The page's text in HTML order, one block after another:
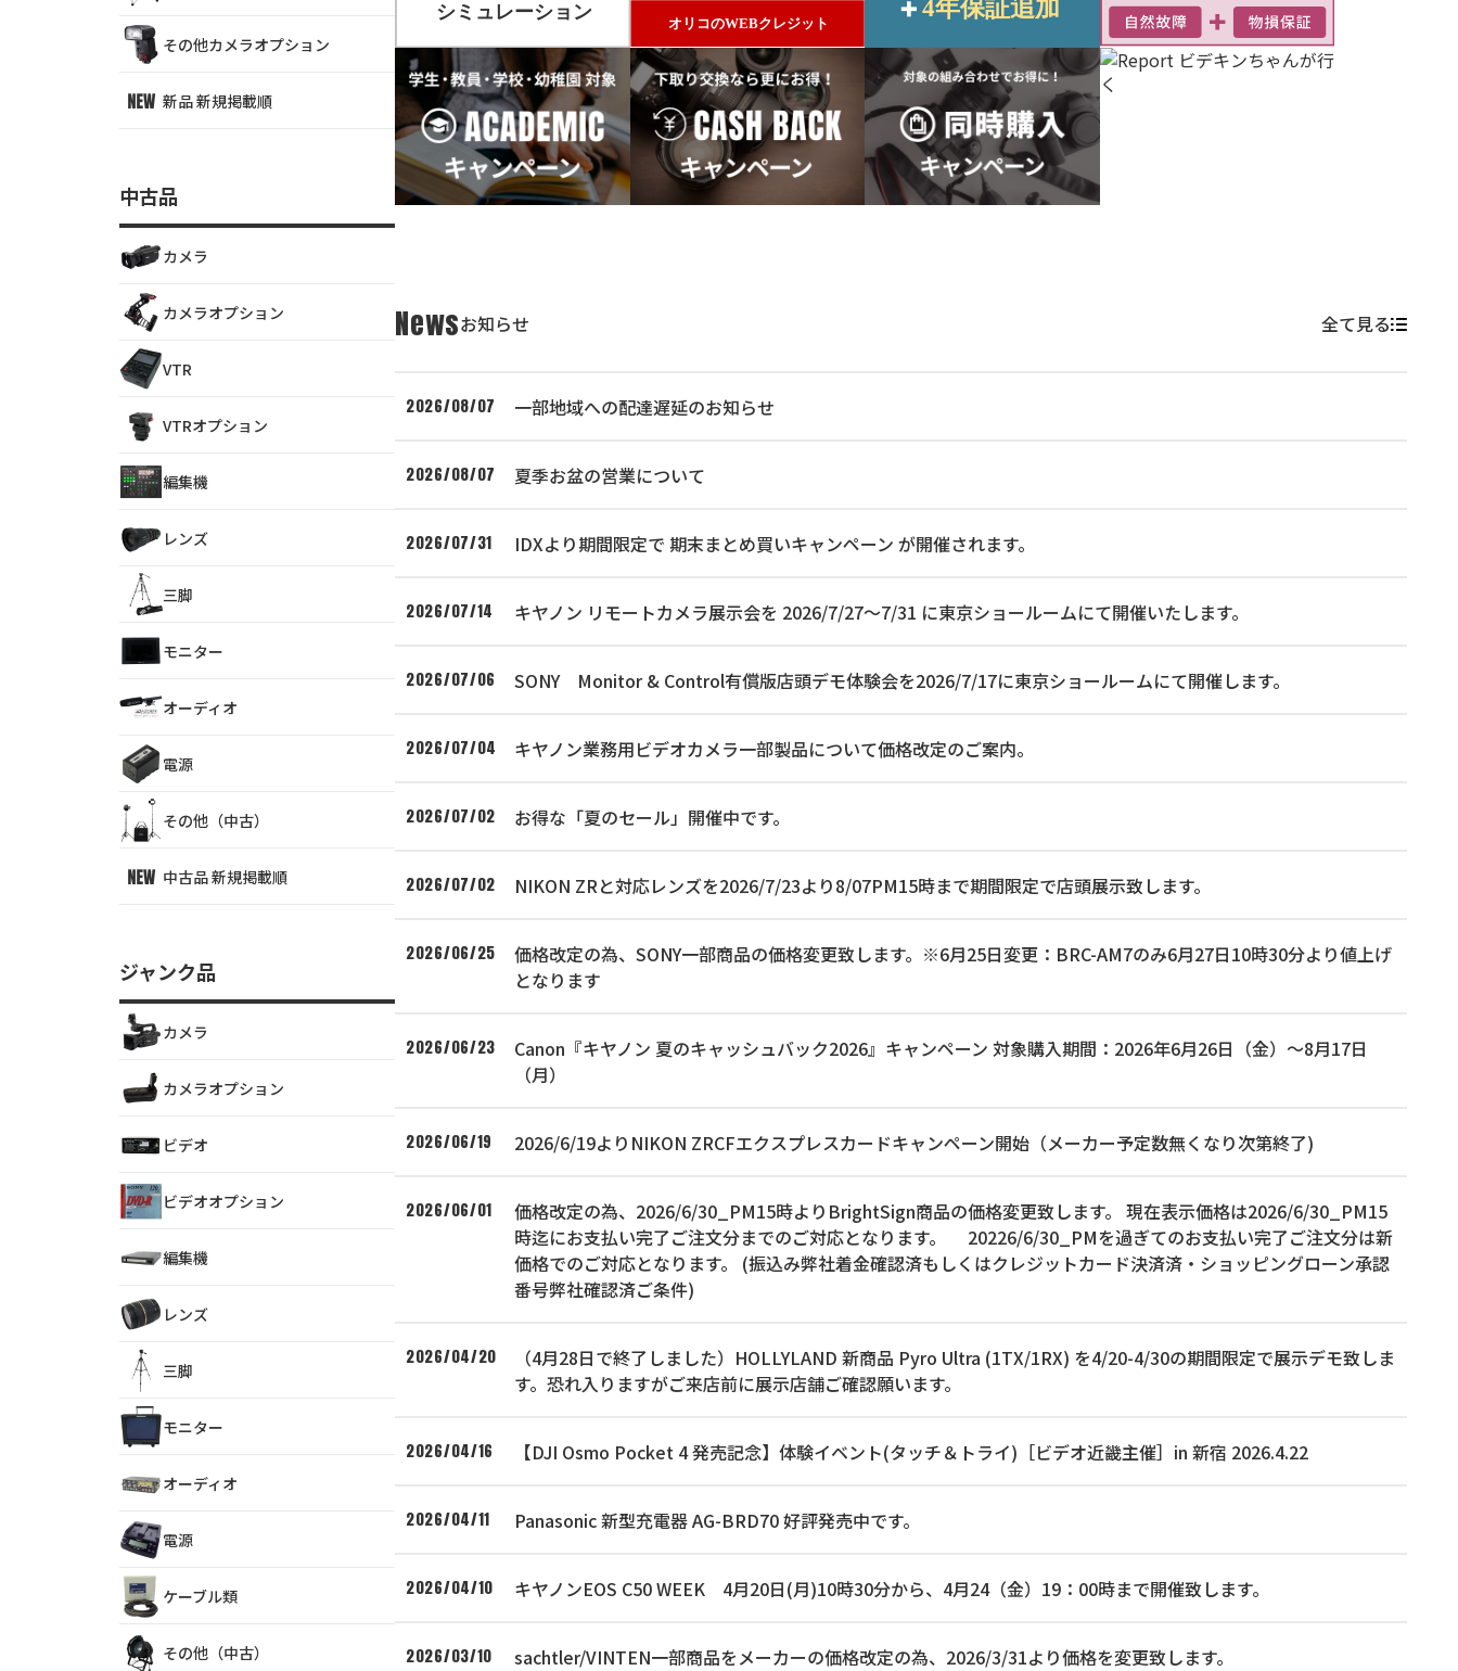
Newsお知らせ 全て見る
2026/08/07 一部地域への配達遅延のお知らせ
2026/08/07 夏季お盆の営業について
2026/07/31 IDXより期間限定で 期末まとめ買いキャンペーン が開催されます。
2026/07/14 キヤノン リモートカメラ展示会を 2026/7/27～7/31 に東京ショールームにて開催いたします。
2026/07/06 SONY Monitor & Control有償版店頭デモ体験会を2026/7/17に東京ショールームにて開催します。
2026/07/04 キヤノン業務用ビデオカメラ一部製品について価格改定のご案内。
2026/07/02 お得な「夏のセール」開催中です。
2026/07/02 NIKON ZRと対応レンズを2026/7/23より8/07PM15時まで期間限定で店頭展示致します。
2026/06/25
価格改定の為、SONY一部商品の価格変更致します。※6月25日変更：BRC-AM7のみ6月27日10時30分より値上げ
となります
2026/06/23
Canon『キヤノン 夏のキャッシュバック2026』キャンペーン 対象購入期間：2026年6月26日（金）～8月17日
（月）
2026/06/19 2026/6/19よりNIKON ZRCFエクスプレスカードキャンペーン開始（メーカー予定数無くなり次第終了)
2026/06/01
価格改定の為、2026/6/30_PM15時よりBrightSign商品の価格変更致します。 現在表示価格は2026/6/30_PM15
時迄にお支払い完了ご注文分までのご対応となります。 20226/6/30_PMを過ぎてのお支払い完了ご注文分は新
価格でのご対応となります。 (振込み弊社着金確認済もしくはクレジットカード決済済・ショッピングローン承認
番号弊社確認済ご条件)
2026/04/20
（4月28日で終了しました）HOLLYLAND 新商品 Pyro Ultra (1TX/1RX) を4/20-4/30の期間限定で展示デモ致しま
す。恐れ入りますがご来店前に展示店舗ご確認願います。
2026/04/16 【DJI Osmo Pocket 4 発売記念】体験イベント(タッチ＆トライ)［ビデオ近畿主催］in 新宿 2026.4.22
2026/04/11 Panasonic 新型充電器 AG-BRD70 好評発売中です。
2026/04/10 キヤノンEOS C50 WEEK 4月20日(月)10時30分から、4月24（金）19：00時まで開催致します。
2026/03/10 sachtler/VINTEN一部商品をメーカーの価格改定の為、2026/3/31より価格を変更致します。
その他カメラオプション
新品 新規掲載順
中古品
カメラ
カメラオプション
VTR
VTRオプション
編集機
レンズ
三脚
モニター
オーディオ
電源
その他（中古）
中古品 新規掲載順
ジャンク品
カメラ
カメラオプション
ビデオ
ビデオオプション
編集機
レンズ
三脚
モニター
オーディオ
電源
ケーブル類
その他（中古）